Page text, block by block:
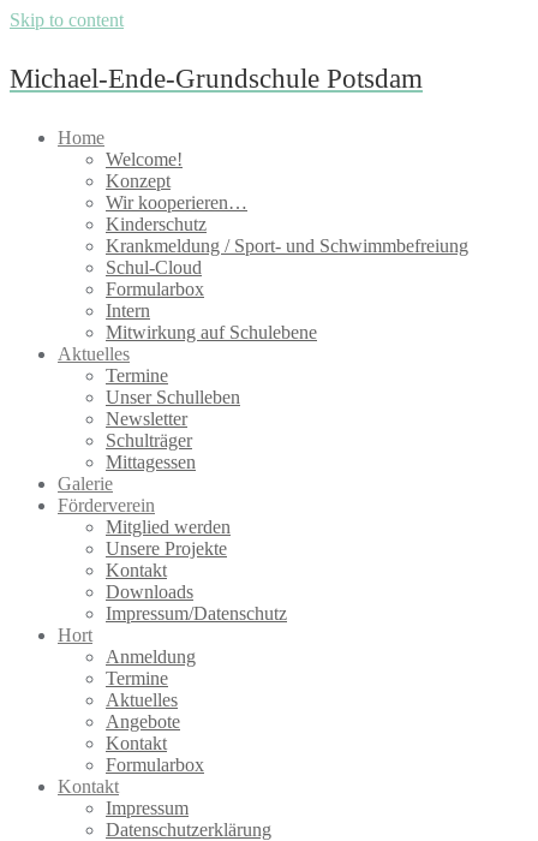
Skip to content
Michael-Ende-Grundschule Potsdam
Home
Welcome!
Konzept
Wir kooperieren…
Kinderschutz
Krankmeldung / Sport- und Schwimmbefreiung
Schul-Cloud
Formularbox
Intern
Mitwirkung auf Schulebene
Aktuelles
Termine
Unser Schulleben
Newsletter
Schulträger
Mittagessen
Galerie
Förderverein
Mitglied werden
Unsere Projekte
Kontakt
Downloads
Impressum/Datenschutz
Hort
Anmeldung
Termine
Aktuelles
Angebote
Kontakt
Formularbox
Kontakt
Impressum
Datenschutzerklärung